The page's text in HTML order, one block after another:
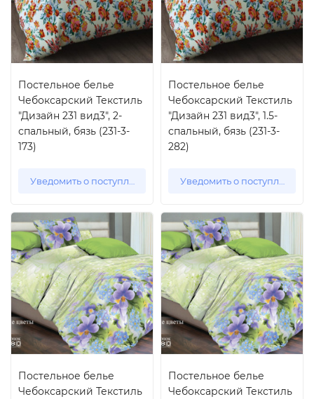
Постельное белье
Чебоксарский Текстиль
"Дизайн 231 вид3", 2-
спальный, бязь (231-3-
173)
Уведомить о поступлении
Постельное белье
Чебоксарский Текстиль
"Дизайн 231 вид3", 1.5-
спальный, бязь (231-3-
282)
Уведомить о поступлении
Постельное белье
Чебоксарский Текстиль
Постельное белье
Чебоксарский Текстиль